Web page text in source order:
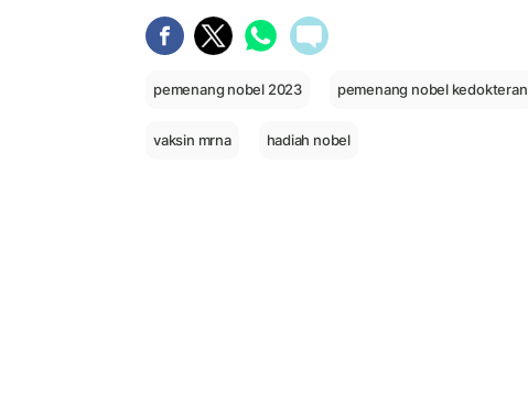
pemenang nobel 2023 pemenang nobel kedokteran
vaksin mrna hadiah nobel